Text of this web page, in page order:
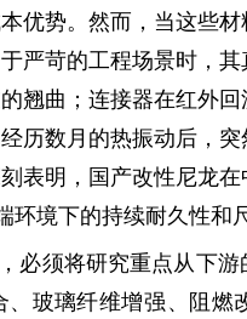
优势。然而，当这些
严苛的工程场景时，其
翘曲；连接器在红外
历数月的热振动后，
表明，国产改性尼龙
境下的持续耐久性和
必须将研究重点从下
玻璃纤维增​​强、阻燃